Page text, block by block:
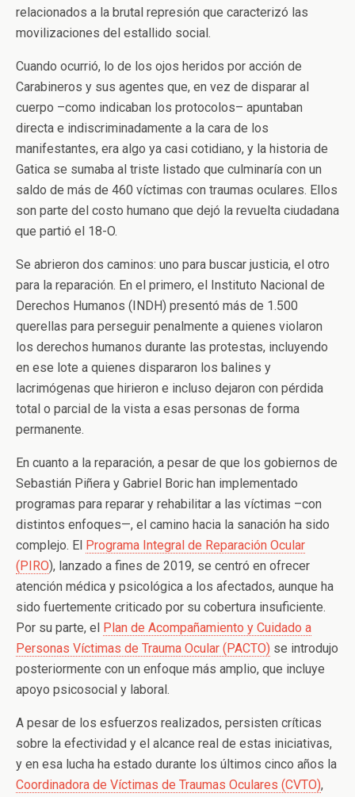
relacionados a la brutal represión que caracterizó las
movilizaciones del estallido social.
Cuando ocurrió, lo de los ojos heridos por acción de
Carabineros y sus agentes que, en vez de disparar al
cuerpo –como indicaban los protocolos– apuntaban
directa e indiscriminadamente a la cara de los
manifestantes, era algo ya casi cotidiano, y la historia de
Gatica se sumaba al triste listado que culminaría con un
saldo de más de 460 víctimas con traumas oculares. Ellos
son parte del costo humano que dejó la revuelta ciudadana
que partió el 18-O.
Se abrieron dos caminos: uno para buscar justicia, el otro
para la reparación. En el primero, el Instituto Nacional de
Derechos Humanos (INDH) presentó más de 1.500
querellas para perseguir penalmente a quienes violaron
los derechos humanos durante las protestas, incluyendo
en ese lote a quienes dispararon los balines y
lacrimógenas que hirieron e incluso dejaron con pérdida
total o parcial de la vista a esas personas de forma
permanente.
En cuanto a la reparación, a pesar de que los gobiernos de
Sebastián Piñera y Gabriel Boric han implementado
programas para reparar y rehabilitar a las víctimas –con
distintos enfoques—, el camino hacia la sanación ha sido
complejo. El Programa Integral de Reparación Ocular
(PIRO), lanzado a fines de 2019, se centró en ofrecer
atención médica y psicológica a los afectados, aunque ha
sido fuertemente criticado por su cobertura insuficiente.
Por su parte, el Plan de Acompañamiento y Cuidado a
Personas Víctimas de Trauma Ocular (PACTO) se introdujo
posteriormente con un enfoque más amplio, que incluye
apoyo psicosocial y laboral.
A pesar de los esfuerzos realizados, persisten críticas
sobre la efectividad y el alcance real de estas iniciativas,
y en esa lucha ha estado durante los últimos cinco años la
Coordinadora de Víctimas de Traumas Oculares (CVTO),